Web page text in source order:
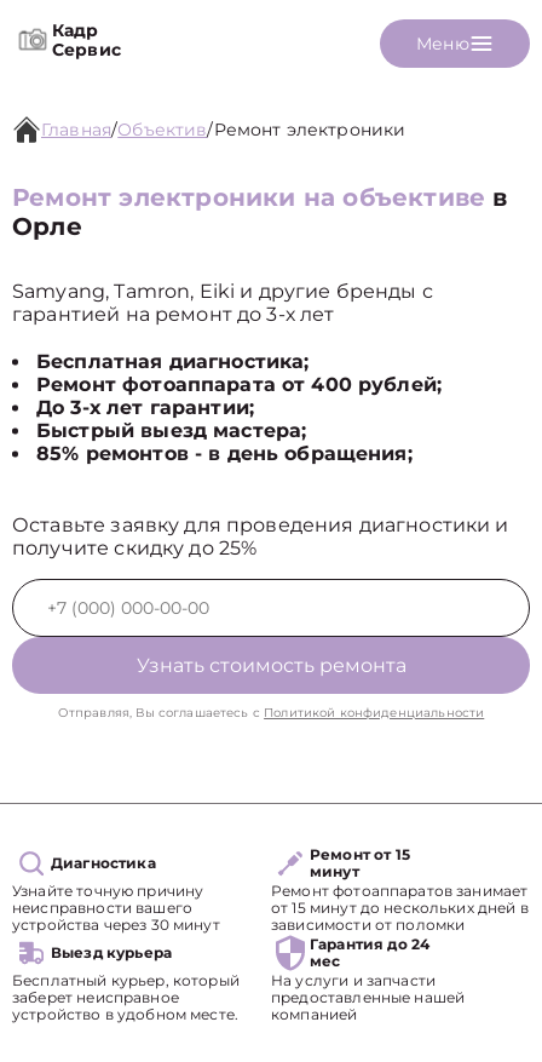
Кадр
Сервис
Меню
Главная/Объектив/Ремонт электроники
Ремонт электроники на объективе в
Орле
Samyang, Tamron, Eiki и другие бренды с
гарантией на ремонт до 3-х лет
Бесплатная диагностика;
Ремонт фотоаппарата от 400 рублей;
До 3-х лет гарантии;
Быстрый выезд мастера;
85% ремонтов - в день обращения;
Оставьте заявку для проведения диагностики и
получите скидку до 25%
Узнать стоимость ремонта
Отправляя, Вы соглашаетесь с Политикой конфиденциальности
Диагностика
Узнайте точную причину
неисправности вашего
устройства через 30 минут
Ремонт от 15
минут
Ремонт фотоаппаратов занимает
от 15 минут до нескольких дней в
зависимости от поломки
Выезд курьера
Бесплатный курьер, который
заберет неисправное
устройство в удобном месте.
Гарантия до 24
мес
На услуги и запчасти
предоставленные нашей
компанией